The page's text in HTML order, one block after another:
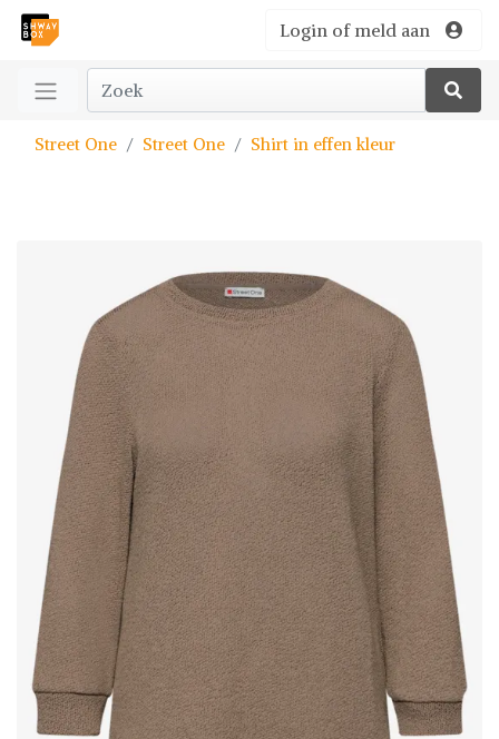
Login of meld aan
Street One Street One Shirt in effen kleur